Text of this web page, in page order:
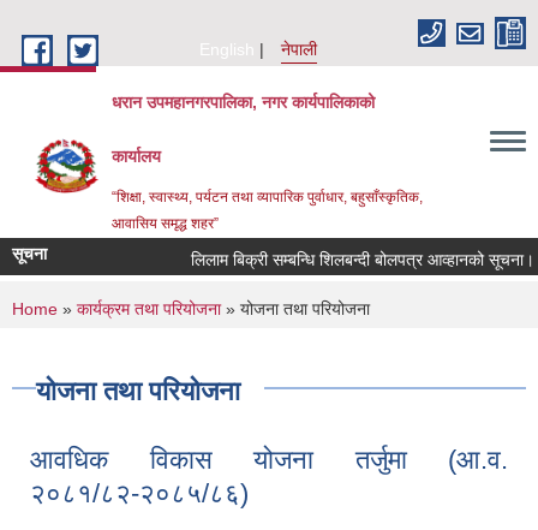
English
नेपाली
धरान उपमहानगरपालिका, नगर कार्यपालिकाको
कार्यालय
“शिक्षा, स्वास्थ्य, पर्यटन तथा व्यापारिक पुर्वाधार, बहुसाँस्कृतिक,
आवासिय समृद्ध शहर”
सूचना लिलाम बिक्री सम्बन्धि शिलबन्दी बोलपत्र आव्हानको सूचना।
You are here
Home » कार्यक्रम तथा परियोजना» योजना तथा परियोजना
योजना तथा परियोजना
आवधिक विकास योजना तर्जुमा (आ.व.
२०८१/८२-२०८५/८६)